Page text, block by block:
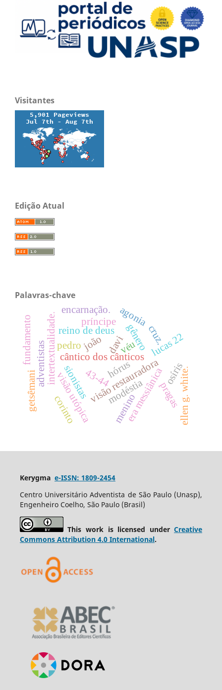
Visitantes
Edição Atual
Palavras-chave
cântico dos cânticos
43-44
davi
intertextualidade. reino de deus
visão restauradora
visão utópica era messiânica
sionistas
adventistas
corinto
véu
gênero
modéstia pragas
lucas 22
ellen g. white.
pedro
príncipe
getsêmani
hórus osíris
agonia
cruz.
fundamento
menino
joão
encarnação.
Kerygma e-ISSN: 1809-2454
Centro Universitário Adventista de São Paulo (Unasp),
Engenheiro Coelho, São Paulo (Brasil)
This work is licensed underCreative
Commons Attribution 4.0 International.